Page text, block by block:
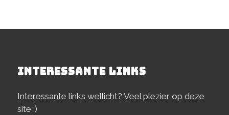
INTERESSANTE LINKS
Interessante links wellicht? Veel plezier op deze
site :)